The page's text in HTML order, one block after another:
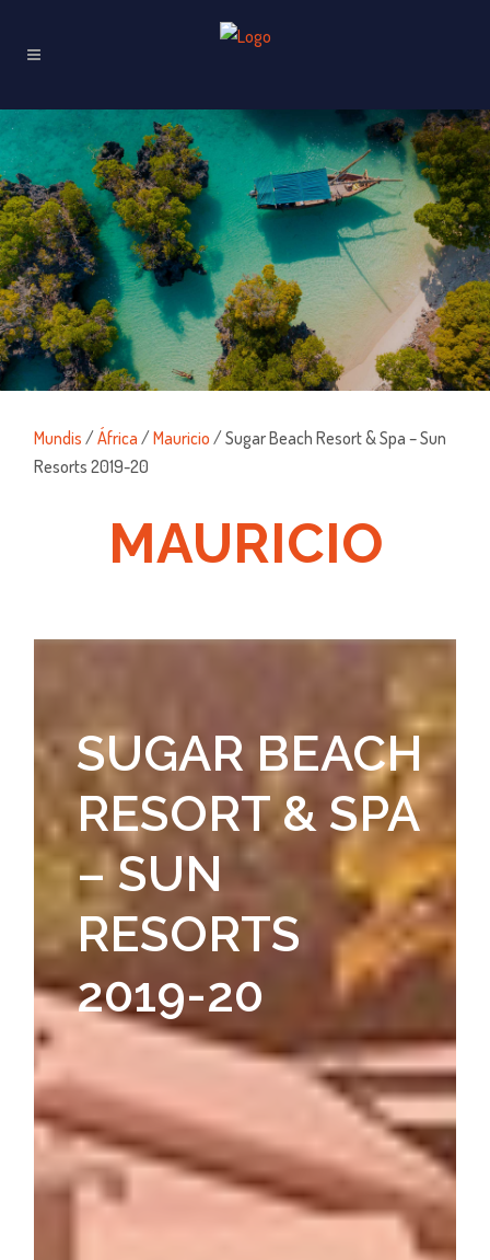
Mundis /África /Mauricio / Sugar Beach Resort & Spa – Sun
Resorts 2019-20
MAURICIO
SUGAR BEACH
RESORT & SPA
– SUN
RESORTS
2019-20